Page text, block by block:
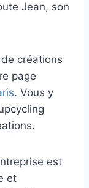
Jean, son
créations
page
. Vous y
est
et